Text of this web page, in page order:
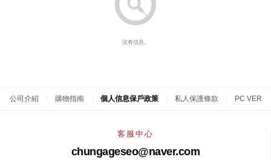
沒有信息。
公司介紹 購物指南 個人信息保戶政策 私人保護條款 PC VER
客服中心
chungageseo@naver.com